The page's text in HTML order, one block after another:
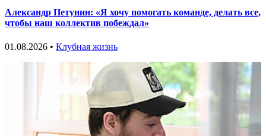
Александр Петунин: «Я хочу помогать команде, делать все,
чтобы наш коллектив побеждал»
01.08.2026 • Клубная жизнь